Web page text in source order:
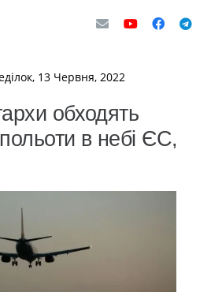
13 Червня, 2022
обходять
в небі ЄС,